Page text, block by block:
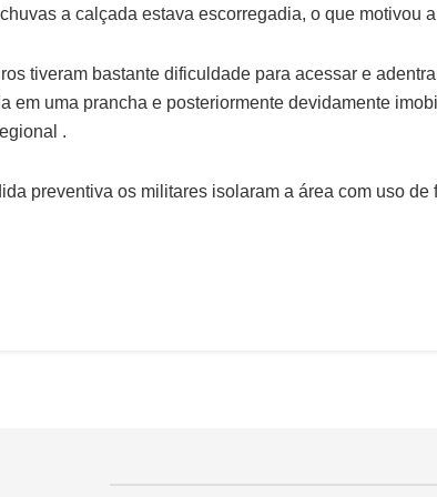
a calçada estava escorregadia, o que motivou
tiveram bastante dificuldade para acessar e
em uma prancha e posteriormente devidamente
.
preventiva os militares isolaram a área com uso de